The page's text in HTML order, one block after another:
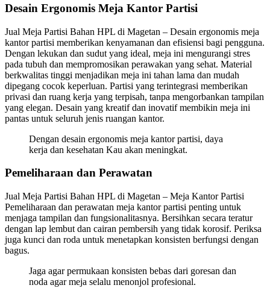
Desain Ergonomis Meja Kantor Partisi
Jual Meja Partisi Bahan HPL di Magetan – Desain ergonomis meja
kantor partisi memberikan kenyamanan dan efisiensi bagi pengguna.
Dengan lekukan dan sudut yang ideal, meja ini mengurangi stres
pada tubuh dan mempromosikan perawakan yang sehat. Material
berkwalitas tinggi menjadikan meja ini tahan lama dan mudah
dipegang cocok keperluan. Partisi yang terintegrasi memberikan
privasi dan ruang kerja yang terpisah, tanpa mengorbankan tampilan
yang elegan. Desain yang kreatif dan inovatif membikin meja ini
pantas untuk seluruh jenis ruangan kantor.
Dengan desain ergonomis meja kantor partisi, daya
kerja dan kesehatan Kau akan meningkat.
Pemeliharaan dan Perawatan
Jual Meja Partisi Bahan HPL di Magetan – Meja Kantor Partisi
Pemeliharaan dan perawatan meja kantor partisi penting untuk
menjaga tampilan dan fungsionalitasnya. Bersihkan secara teratur
dengan lap lembut dan cairan pembersih yang tidak korosif. Periksa
juga kunci dan roda untuk menetapkan konsisten berfungsi dengan
bagus.
Jaga agar permukaan konsisten bebas dari goresan dan
noda agar meja selalu menonjol profesional.